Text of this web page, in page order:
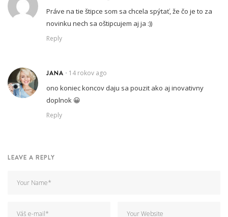
Práve na tie štipce som sa chcela spýtať, že čo je to za
novinku nech sa oštipcujem aj ja :))
Reply
JANA • 14 rokov ago
ono koniec koncov daju sa pouzit ako aj inovativny
doplnok 😀
Reply
LEAVE A REPLY